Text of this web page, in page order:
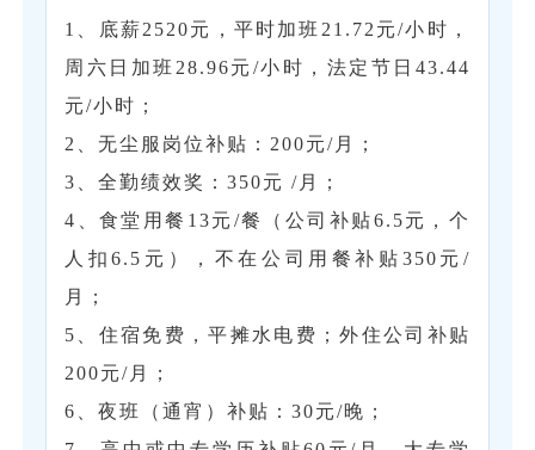
1、底薪2520元，平时加班21.72元/小时，
周六日加班28.96元/小时，法定节日43.44
元/小时；
2、无尘服岗位补贴：200元/月；
3、全勤绩效奖：350元 /月；
4、食堂用餐13元/餐（公司补贴6.5元，个
人扣6.5元），不在公司用餐补贴350元/
月；
5、住宿免费，平摊水电费；外住公司补贴
200元/月；
6、夜班（通宵）补贴：30元/晚；